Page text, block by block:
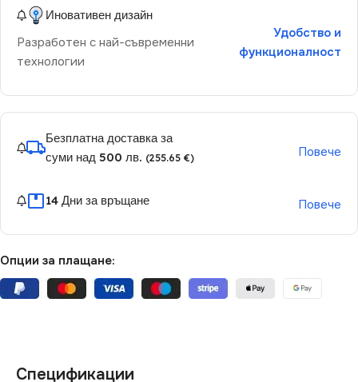
Иновативен дизайн
Разработен с най-съвременни
технологии
Удобство и
функционалност
Безплатна доставка за
суми над 500 лв. (255.65 €) Повече
14 Дни за връщане Повече
Опции за плащане:
Спецификации